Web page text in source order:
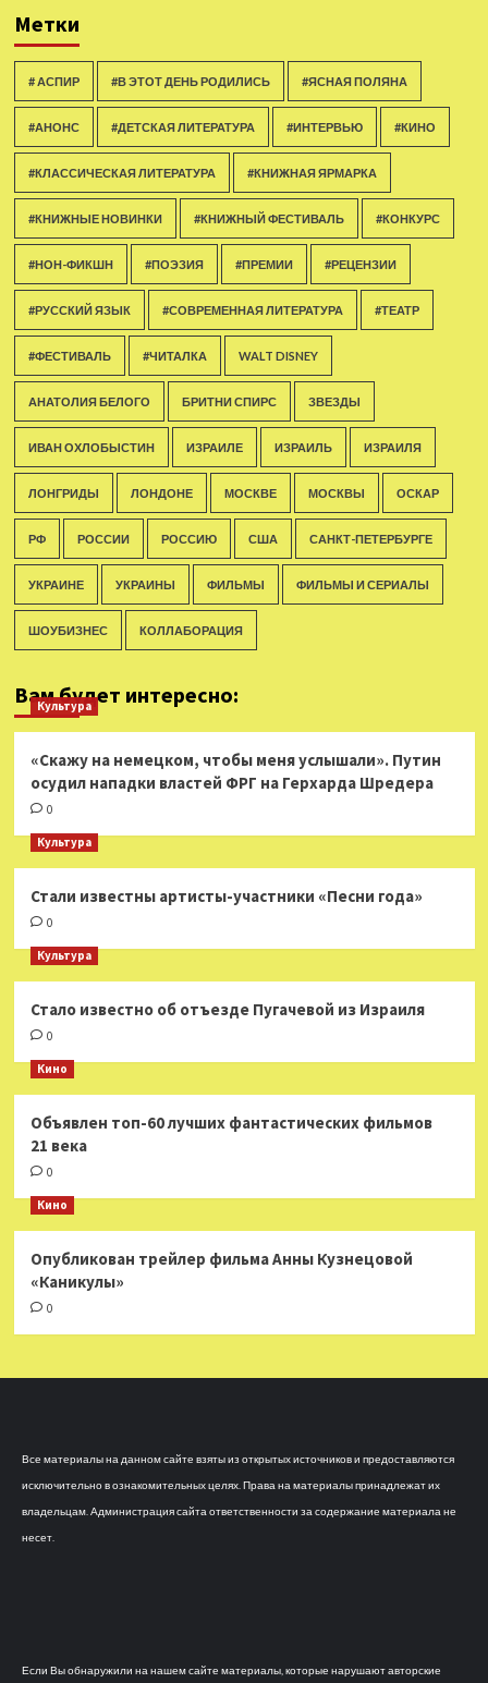
Метки
# АСПИР #В ЭТОТ ДЕНЬ РОДИЛИСЬ #ЯСНАЯ ПОЛЯНА
#АНОНС #ДЕТСКАЯ ЛИТЕРАТУРА #ИНТЕРВЬЮ #КИНО
#КЛАССИЧЕСКАЯ ЛИТЕРАТУРА #КНИЖНАЯ ЯРМАРКА
#КНИЖНЫЕ НОВИНКИ #КНИЖНЫЙ ФЕСТИВАЛЬ #КОНКУРС
#НОН-ФИКШН #ПОЭЗИЯ #ПРЕМИИ #РЕЦЕНЗИИ
#РУССКИЙ ЯЗЫК #СОВРЕМЕННАЯ ЛИТЕРАТУРА #ТЕАТР
#ФЕСТИВАЛЬ #ЧИТАЛКА WALT DISNEY
АНАТОЛИЯ БЕЛОГО БРИТНИ СПИРС ЗВЕЗДЫ
ИВАН ОХЛОБЫСТИН ИЗРАИЛЕ ИЗРАИЛЬ ИЗРАИЛЯ
ЛОНГРИДЫ ЛОНДОНЕ МОСКВЕ МОСКВЫ ОСКАР
РФ РОССИИ РОССИЮ США САНКТ-ПЕТЕРБУРГЕ
УКРАИНЕ УКРАИНЫ ФИЛЬМЫ ФИЛЬМЫ И СЕРИАЛЫ
ШОУБИЗНЕС КОЛЛАБОРАЦИЯ
Вам будет интересно:
Культура
«Скажу на немецком, чтобы меня услышали». Путин
осудил нападки властей ФРГ на Герхарда Шредера
0
Культура
Стали известны артисты-участники «Песни года»
0
Культура
Стало известно об отъезде Пугачевой из Израиля
0
Кино
Объявлен топ-60 лучших фантастических фильмов
21 века
0
Кино
Опубликован трейлер фильма Анны Кузнецовой
«Каникулы»
0
Все материалы на данном сайте взяты из открытых источников и предоставляются
исключительно в ознакомительных целях. Права на материалы принадлежат их
владельцам. Администрация сайта ответственности за содержание материала не
несет.
Если Вы обнаружили на нашем сайте материалы, которые нарушают авторские